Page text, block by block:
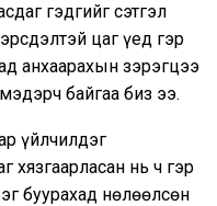
гэдгийг сэтгэл
цаг үед гэр
анхаарахын зэрэгцээ
байгаа биз ээ.
үйлчилдэг
хязгаарласан нь ч гэр
буурахад нөлөөлсөн